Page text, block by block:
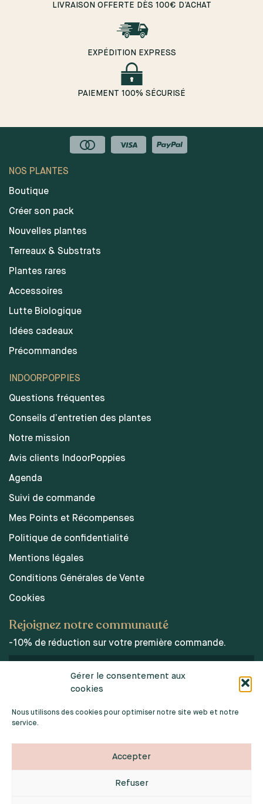
Gérer le consentement aux
cookies
Nous utilisons des cookies pour optimiser notre site web et notre
service.
Accepter
Refuser
LIVRAISON OFFERTE DÈS 100€ D’ACHAT
EXPÉDITION EXPRESS
PAIEMENT 100% SÉCURISÉ
NOS PLANTES
Boutique
Créer son pack
Nouvelles plantes
Terreaux & Substrats
Plantes rares
Accessoires
Lutte Biologique
Idées cadeaux
Précommandes
INDOORPOPPIES
Questions fréquentes
Conseils d’entretien des plantes
Notre mission
Avis clients IndoorPoppies
Agenda
Suivi de commande
Mes Points et Récompenses
Politique de confidentialité
Mentions légales
Conditions Générales de Vente
Cookies
Rejoignez notre communauté
-10% de réduction sur votre première commande.
personnelles.